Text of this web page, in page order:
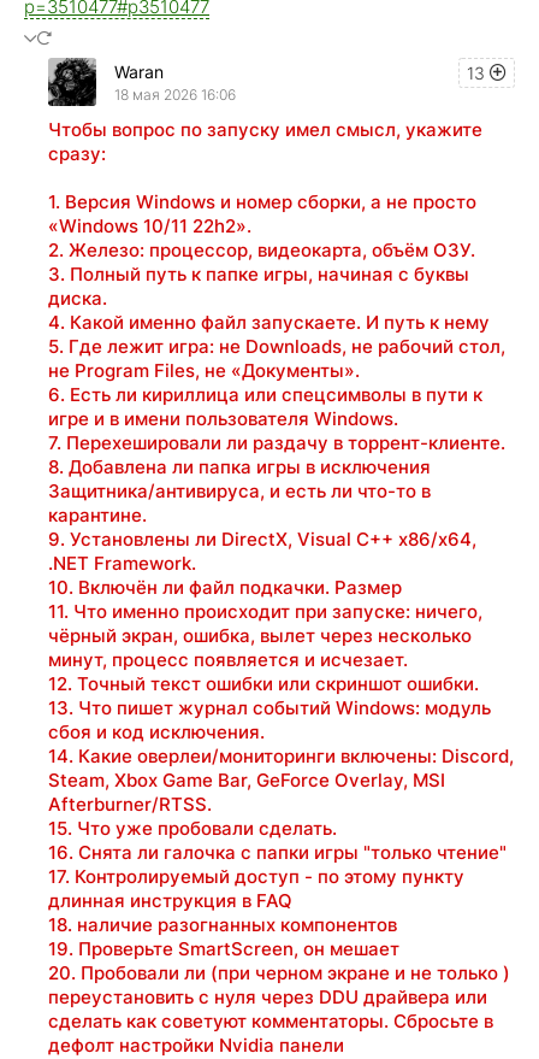
p=3510477#p3510477
13
Waran
18 мая 2026 16:06
Чтобы вопрос по запуску имел смысл, укажите
сразу:
1. Версия Windows и номер сборки, а не просто
«Windows 10/11 22h2».
2. Железо: процессор, видеокарта, объём ОЗУ.
3. Полный путь к папке игры, начиная с буквы
диска.
4. Какой именно файл запускаете. И путь к нему
5. Где лежит игра: не Downloads, не рабочий стол,
не Program Files, не «Документы».
6. Есть ли кириллица или спецсимволы в пути к
игре и в имени пользователя Windows.
7. Перехешировали ли раздачу в торрент-клиенте.
8. Добавлена ли папка игры в исключения
Защитника/антивируса, и есть ли что-то в
карантине.
9. Установлены ли DirectX, Visual C++ x86/x64,
.NET Framework.
10. Включён ли файл подкачки. Размер
11. Что именно происходит при запуске: ничего,
чёрный экран, ошибка, вылет через несколько
минут, процесс появляется и исчезает.
12. Точный текст ошибки или скриншот ошибки.
13. Что пишет журнал событий Windows: модуль
сбоя и код исключения.
14. Какие оверлеи/мониторинги включены: Discord,
Steam, Xbox Game Bar, GeForce Overlay, MSI
Afterburner/RTSS.
15. Что уже пробовали сделать.
16. Снята ли галочка с папки игры "только чтение"
17. Контролируемый доступ - по этому пункту
длинная инструкция в FAQ
18. наличие разогнанных компонентов
19. Проверьте SmartScreen, он мешает
20. Пробовали ли (при черном экране и не только )
переустановить с нуля через DDU драйвера или
сделать как советуют комментаторы. Сбросьте в
дефолт настройки Nvidia панели